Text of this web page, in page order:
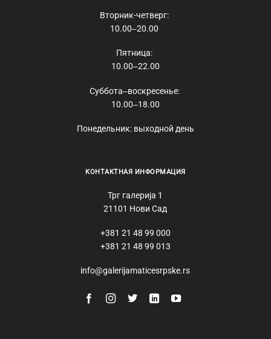
Вторник-четверг:
10.00‒20.00
Пятница:
10.00‒22.00
Суббота‒воскресенье:
10.00‒18.00
Понедельник: выходной день
КОНТАКТНАЯ ИНФОРМАЦИЯ
Трг галерија 1
21101 Нови Сад
+381 21 48 99 000
+381 21 48 99 013
info@galerijamaticesrpske.rs